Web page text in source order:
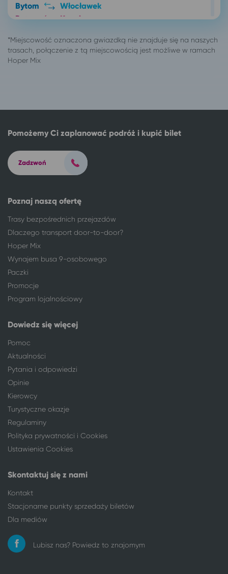
Bytom
Włocławek
Bytom
Karwia
Bytom
Gdynia
Bytom
Władysławowo
Bytom
Łódź
Białystok
Bydgoszcz
Bydgoszcz
Wrocław
Międzyzdroje
Bydgoszcz
Bydgoszcz
Poznań
Bydgoszcz
Jedlina-Zdrój
Bydgoszcz
Bydgoszcz
Kudowa-Zdrój
Bydgoszcz
Bydgoszcz
Bydgoszcz
Sianożęty
Bydgoszcz
Inowrocław
Bydgoszcz
Bydgoszcz
Bydgoszcz
Bydgoszcz
Bydgoszcz
Polanica-Zdrój
Bydgoszcz
Bydgoszcz
Katowice
Bydgoszcz
Bydgoszcz
Pobierowo
Bydgoszcz
Bydgoszcz
Warszawa
Bydgoszcz
Poznaj naszą ofertę
Trasy bezpośrednich przejazdów
Dlaczego transport door-to-door?
Hoper Mix
Wynajem busa 9-osobowego
Paczki
Promocje
Program lojalnościowy
Dowiedz się więcej
Pomoc
Aktualności
Pytania i odpowiedzi
Opinie
Kierowcy
Turystyczne okazje
Regulaminy
Polityka prywatności i Cookies
Ustawienia Cookies
Skontaktuj się z nami
Kontakt
Stacjonarne punkty sprzedaży biletów
Dla mediów
Lubisz nas? Powiedz to znajomym
Pomożemy Ci zaplanować podróż i kupić bilet
Zadzwoń